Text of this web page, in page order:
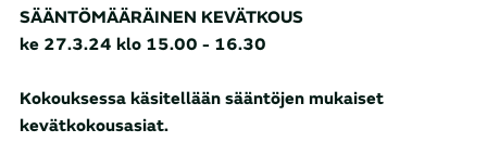
SÄÄNTÖMÄÄRÄINEN KEVÄTKOUS
ke 27.3.24 klo 15.00 - 16.30
Kokouksessa käsitellään sääntöjen mukaiset
kevätkokousasiat.